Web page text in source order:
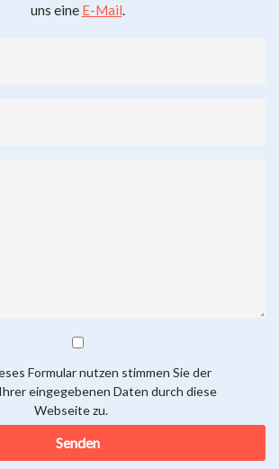
uns eine E-Mail
Formular nutzen stimmen Sie der
eingegebenen Daten durch diese
Webseite zu.
Senden